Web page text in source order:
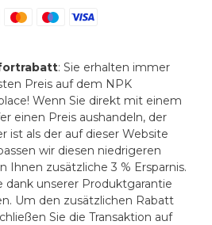
: Sie erhalten immer
Preis auf dem NPK
Wenn Sie direkt mit einem
einen Preis aushandeln, der
ist als der auf dieser Website
wir diesen niedrigeren
Ihnen zusätzliche 3 % Ersparnis.
dank unserer Produktgarantie
Um den zusätzlichen Rabatt
Sie die Transaktion auf